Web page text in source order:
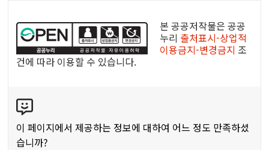
공
리
공
저
작
물
본 공공저작물은 공공
누리 출처표시-상업적
이용금지-변경금지 조
건에 따라 이용할 수 있습니다.
텐
츠
만
이 페이지에서 제공하는 정보에 대하여 어느 정도 만족하셨
습니까?